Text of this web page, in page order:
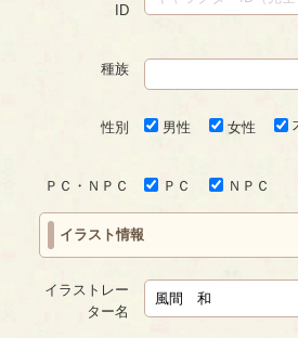
ID
種族
性別 男性 女性
ＰＣ・ＮＰＣ ＰＣ ＮＰＣ
イラスト情報
イラストレー
ター名